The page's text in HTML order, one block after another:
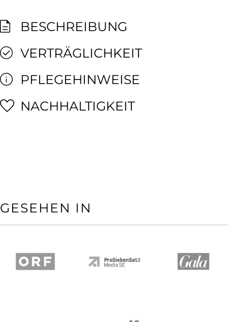
BESCHREIBUNG
VERTRÄGLICHKEIT
PFLEGEHINWEISE
NACHHALTIGKEIT
GESEHEN IN